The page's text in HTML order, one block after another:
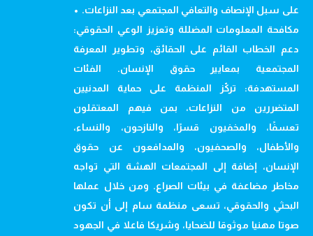
على سبل الإنصاف والتعافي المجتمعي بعد النزاعات. •
مكافحة المعلومات المضللة وتعزيز الوعي الحقوقي:
دعم الخطاب القائم على الحقائق، وتطوير المعرفة
المجتمعية بمعايير حقوق الإنسان. الفئات
المستهدفة: تركّز المنظمة على حماية المدنيين
المتضررين من النزاعات، بمن فيهم المعتقلون
تعسفًا، والمخفيون قسرًا، والنازحون، والنساء،
والأطفال، والصحفيون، والمدافعون عن حقوق
الإنسان، إضافة إلى المجتمعات الهشة التي تواجه
مخاطر مضاعفة في بيئات الصراع. ومن خلال عملها
البحثي والحقوقي، تسعى منظمة سام إلى أن تكون
صوتا مهنيا موثوقا للضحايا، وشريكا فاعلا في الجهود